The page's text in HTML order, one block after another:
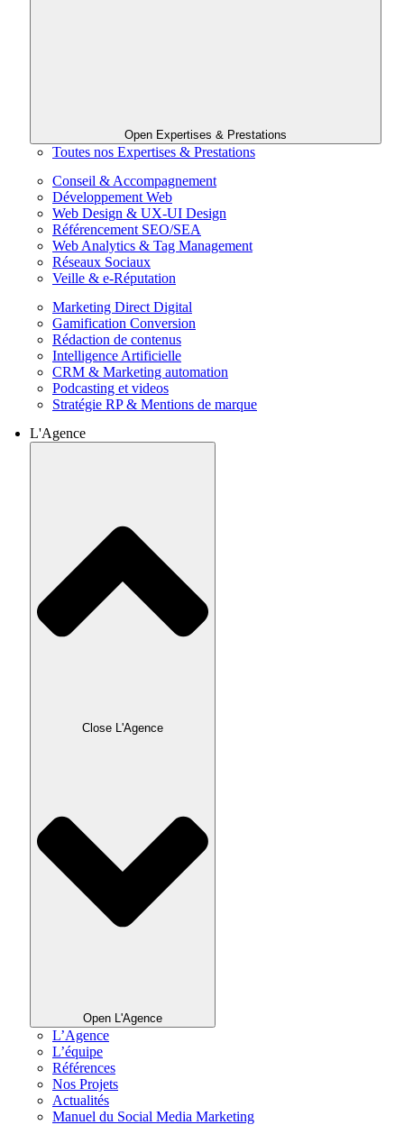
Open Expertises & Prestations
Toutes nos Expertises & Prestations
Conseil & Accompagnement
Développement Web
Web Design & UX-UI Design
Référencement SEO/SEA
Web Analytics & Tag Management
Réseaux Sociaux
Veille & e-Réputation
Marketing Direct Digital
Gamification Conversion
Rédaction de contenus
Intelligence Artificielle
CRM & Marketing automation
Podcasting et videos
Stratégie RP & Mentions de marque
L'Agence
Close L'Agence
Open L'Agence
L’Agence
L’équipe
Références
Nos Projets
Actualités
Manuel du Social Media Marketing